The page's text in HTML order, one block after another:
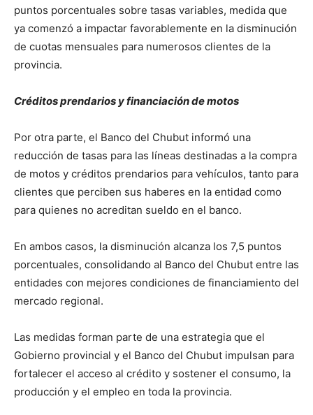
puntos porcentuales sobre tasas variables, medida que
ya comenzó a impactar favorablemente en la disminución
de cuotas mensuales para numerosos clientes de la
provincia.
Créditos prendarios y financiación de motos
Por otra parte, el Banco del Chubut informó una
reducción de tasas para las líneas destinadas a la compra
de motos y créditos prendarios para vehículos, tanto para
clientes que perciben sus haberes en la entidad como
para quienes no acreditan sueldo en el banco.
En ambos casos, la disminución alcanza los 7,5 puntos
porcentuales, consolidando al Banco del Chubut entre las
entidades con mejores condiciones de financiamiento del
mercado regional.
Las medidas forman parte de una estrategia que el
Gobierno provincial y el Banco del Chubut impulsan para
fortalecer el acceso al crédito y sostener el consumo, la
producción y el empleo en toda la provincia.